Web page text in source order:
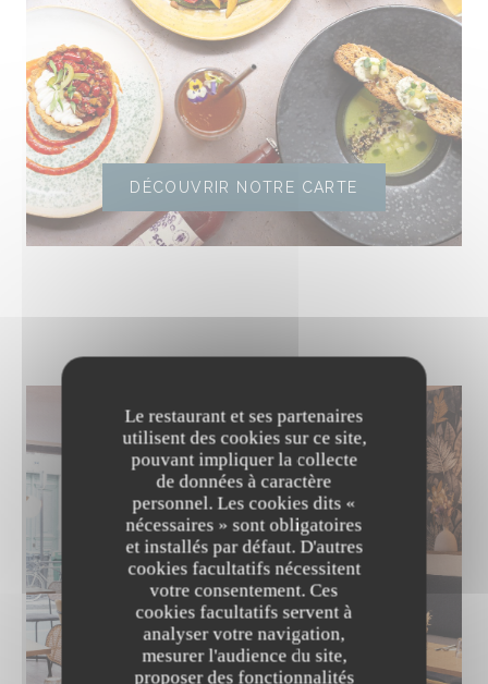
Le restaurant et ses partenaires
utilisent des cookies sur ce site,
pouvant impliquer la collecte
de données à caractère
personnel. Les cookies dits «
nécessaires » sont obligatoires
et installés par défaut. D'autres
cookies facultatifs nécessitent
votre consentement. Ces
cookies facultatifs servent à
analyser votre navigation,
mesurer l'audience du site,
proposer des fonctionnalités
DÉCOUVRIR NOTRE CARTE